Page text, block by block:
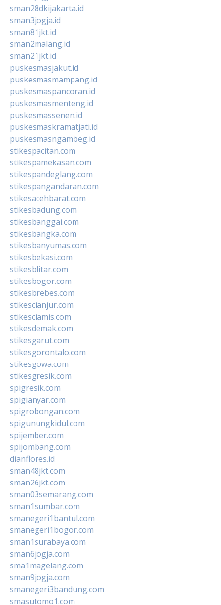
sman28dkijakarta.id
sman3jogja.id
sman81jkt.id
sman2malang.id
sman21jkt.id
puskesmasjakut.id
puskesmasmampang.id
puskesmaspancoran.id
puskesmasmenteng.id
puskesmassenen.id
puskesmaskramatjati.id
puskesmasngambeg.id
stikespacitan.com
stikespamekasan.com
stikespandeglang.com
stikespangandaran.com
stikesacehbarat.com
stikesbadung.com
stikesbanggai.com
stikesbangka.com
stikesbanyumas.com
stikesbekasi.com
stikesblitar.com
stikesbogor.com
stikesbrebes.com
stikescianjur.com
stikesciamis.com
stikesdemak.com
stikesgarut.com
stikesgorontalo.com
stikesgowa.com
stikesgresik.com
spigresik.com
spigianyar.com
spigrobongan.com
spigunungkidul.com
spijember.com
spijombang.com
dianflores.id
sman48jkt.com
sman26jkt.com
sman03semarang.com
sman1sumbar.com
smanegeri1bantul.com
smanegeri1bogor.com
sman1surabaya.com
sman6jogja.com
sma1magelang.com
sman9jogja.com
smanegeri3bandung.com
smasutomo1.com